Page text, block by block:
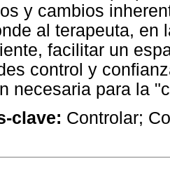
y cambios
al terapeuta, en
facilitar un
control y
necesaria para la
clave: Controlar;